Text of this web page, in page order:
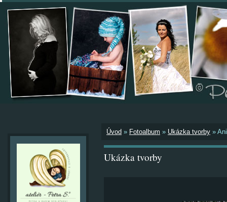
Úvod » Fotoalbum » Ukázka tvorby »
Ukázka tvorby